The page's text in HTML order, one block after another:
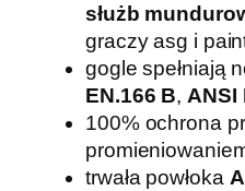
służb
graczy asg i
gogle spełniają
EN.166 B, ANSI
100% ochrona
trwała powłoka